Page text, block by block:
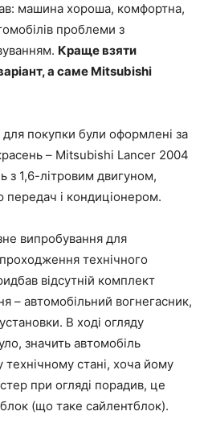
машина хороша, комфортна,
проблеми з
Краще взяти
а саме Mitsubishi
для покупки були оформлені за
– Mitsubishi Lancer 2004
з 1,6-літровим двигуном,
і кондиціонером.
випробування для
технічного
відсутній комплект
– автомобільний вогнегасник,
В ході огляду
значить автомобіль
технічному стані, хоча йому
при огляді порадив, це
(що таке сайлентблок).